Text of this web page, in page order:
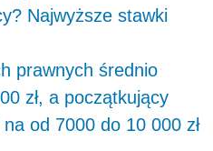
Najwyższe stawki
prawnych średnio
zł, a początkujący
od 7000 do 10 000 zł